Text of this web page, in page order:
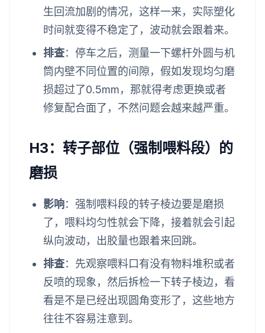
生回流加剧的情况，这样一来，实际塑化
时间就变得不稳定了，波动就会跟着来。
排查：停车之后，测量一下螺杆外圆与机
筒内壁不同位置的间隙，假如发现均匀磨
损超过了0.5mm，那就得考虑更换或者
修复配合面了，不然问题会越来越严重。
H3：转子部位（强制喂料段）的
磨损
影响：强制喂料段的转子棱边要是磨损
了，喂料均匀性就会下降，接着就会引起
纵向波动，出胶量也跟着来回跳。
排查：先观察喂料口有没有物料堆积或者
反喷的现象，然后拆检一下转子棱边，看
看是不是已经出现圆角变形了，这些地方
往往不容易注意到。